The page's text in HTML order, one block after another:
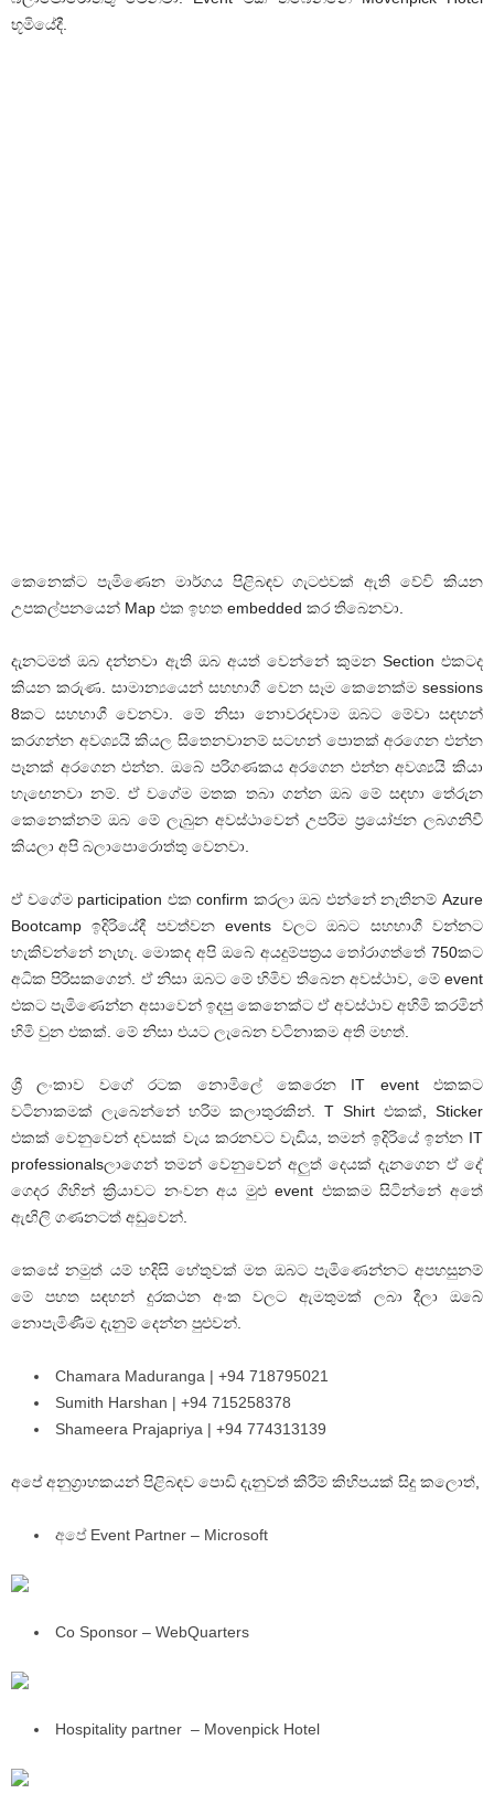
භූමියේදී.
කෙනෙක්ට පැමිණෙන මාර්ගය පිළිබඳව ගැටළුවක් ඇති වේවි කියන
උපකල්පනයෙන් Map එක ඉහත embedded කර තිබෙනවා.
දැනටමත් ඔබ දන්නවා ඇති ඔබ අයත් වෙන්නේ කුමන Section එකටද
කියන කරුණ. සාමාන්‍යයෙන් සහභාගී වෙන සෑම කෙනෙක්ම sessions
8කට සහභාගී වෙනවා. මේ නිසා නොවරදවාම ඔබට මේවා සඳහන්
කරගන්න අවශ්‍යයි කියල සිතෙනවානම් සටහන් පොතක් අරගෙන එන්න
පෑනක් අරගෙන එන්න. ඔබේ පරිගණකය අරගෙන එන්න අවශ්‍යයි කියා
හැඟෙනවා නම්. ඒ වගේම මතක තබා ගන්න ඔබ මේ සඳහා තේරුන
කෙනෙක්නම් ඔබ මේ ලැබුන අවස්ථාවෙන් උපරිම ප්‍රයෝජන ලබගනිවී
කියලා අපි බලාපොරොත්තු වෙනවා.
ඒ වගේම participation එක confirm කරලා ඔබ එන්නේ නැතිනම් Azure
Bootcamp ඉදිරියේදී පවත්වන events වලට ඔබට සහභාගී වන්නට
හැකිවන්නේ නැහැ. මොකද අපි ඔබේ අයදුම්පත්‍රය තෝරාගත්තේ 750කට
අධික පිරිසකගෙන්. ඒ නිසා ඔබට මේ හිමිව තිබෙන අවස්ථාව, මේ event
එකට පැමිණෙන්න අසාවෙන් ඉදපු කෙනෙක්ට ඒ අවස්ථාව අහිමි කරමින්
හිමි වුන එකක්. මේ නිසා එයට ලැබෙන වටිනාකම අති මහත්.
ශ්‍රී ලංකාව වගේ රටක නොමිලේ කෙරෙන IT event එකකට
වටිනාකමක් ලැබෙන්නේ හරිම කලාතුරකින්. T Shirt එකක්, Sticker
එකක් වෙනුවෙන් දවසක් වැය කරනවට වැඩිය, තමන් ඉදිරියේ ඉන්න IT
professionalsලාගෙන් තමන් වෙනුවෙන් අලුත් දෙයක් දැනගෙන ඒ දේ
ගෙදර ගිහින් ක්‍රියාවට නංවන අය මුළු event එකකම සිටින්නේ අතේ
ඇඟිලි ගණනටත් අඩුවෙන්.
කෙසේ නමුත් යම් හදිසි හේතුවක් මත ඔබට පැමිණෙන්නට අපහසුනම්
මේ පහත සඳහන් දුරකථන අංක වලට ඇමතුමක් ලබා දීලා ඔබේ
නොපැමිණීම දැනුම් දෙන්න පුළුවන්.
Chamara Maduranga | +94 718795021
Sumith Harshan | +94 715258378
Shameera Prajapriya | +94 774313139
අපේ අනුග්‍රාහකයන් පිළිබඳව පොඩි දැනුවත් කිරීම් කිහිපයක් සිදු කලොත්,
අපේ Event Partner – Microsoft
Co Sponsor – WebQuarters
Hospitality partner – Movenpick Hotel